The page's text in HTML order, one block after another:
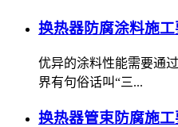
换热器防腐涂料施
优异的涂料性能需要通
界有句俗话叫“三...
换热器管束防腐施